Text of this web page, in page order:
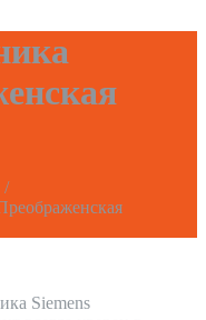
/
Siemens